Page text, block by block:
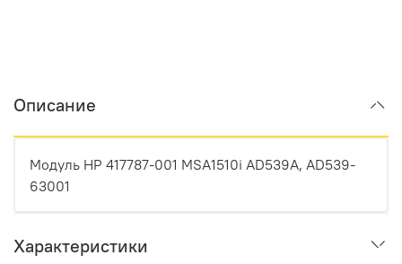
Описание
Модуль HP 417787-001 MSA1510i AD539A, AD539-
63001
Характеристики